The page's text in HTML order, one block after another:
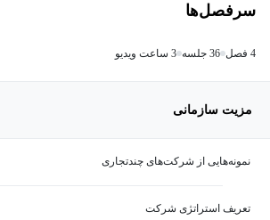
سرفصل‌ها
4 فصل 36 جلسه 3 ساعت ویدیو
مزیت سازمانی
نمونه‌هایی از شرکت‌های چندتجاری
تعریف استراتژی شرکت